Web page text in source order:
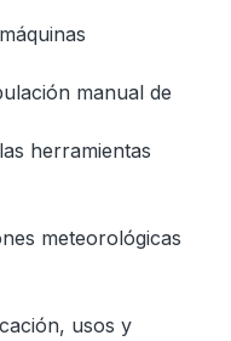
manual de
herramientas
meteorológicas
usos y